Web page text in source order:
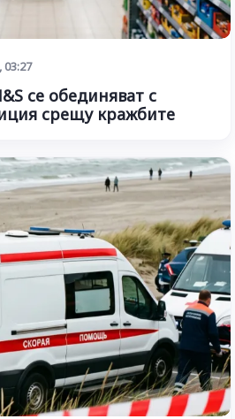
03:27
се обединяват с
срещу кражбите